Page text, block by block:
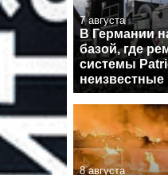
7 августа
В Германии
базой, где
системы
8 августа